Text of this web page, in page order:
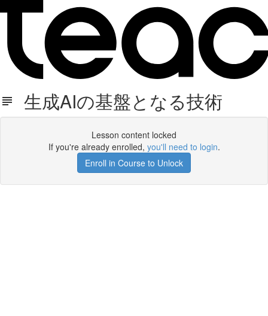
生成AIの基盤となる技術
Lesson content locked
If you're already enrolled, you'll need to login.
Enroll in Course to Unlock